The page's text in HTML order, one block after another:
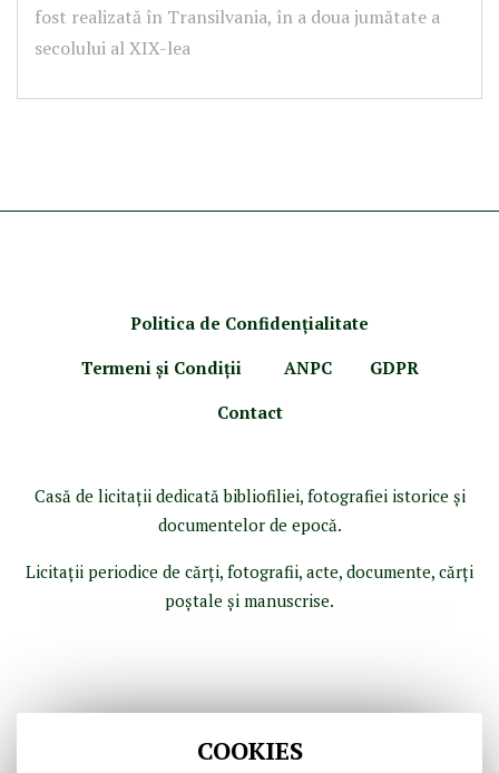
fost realizată în Transilvania, în a doua jumătate a
secolului al XIX-lea
COOKIES
Politica de Confidenţialitate
Termeni şi Condiţii
ANPC
GDPR
Contact
Casă de licitaţii dedicată bibliofiliei, fotografiei istorice şi
documentelor de epocă.
Licitaţii periodice de cărţi, fotografii, acte, documente, cărţi
poştale şi manuscrise.